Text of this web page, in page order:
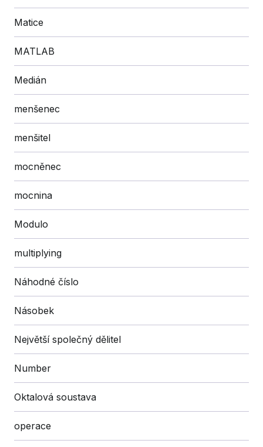
Matice
MATLAB
Medián
menšenec
menšitel
mocněnec
mocnina
Modulo
multiplying
Náhodné číslo
Násobek
Největší společný dělitel
Number
Oktalová soustava
operace